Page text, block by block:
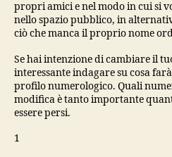
propri amici e nel modo in cui si
nello spazio pubblico, in
ciò che manca il proprio nome
Se hai intenzione di cambiare il
interessante indagare su cosa
profilo numerologico. Quali
modifica è tanto importante
essere persi.
1